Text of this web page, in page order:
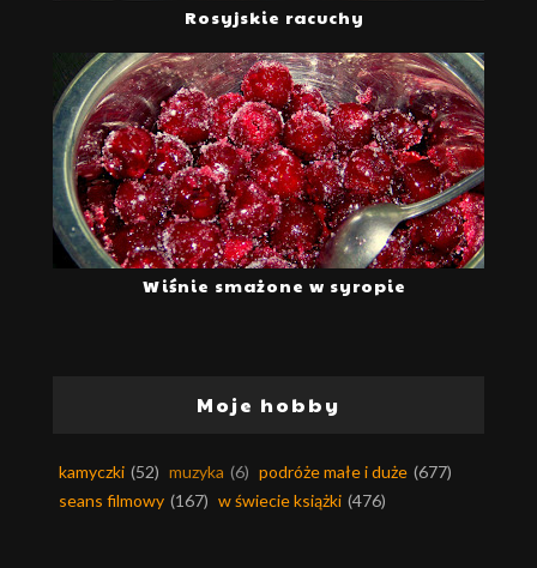
Rosyjskie racuchy
Wiśnie smażone w syropie
Moje hobby
kamyczki (52) muzyka (6) podróże małe i duże (677)
seans filmowy (167) w świecie książki (476)